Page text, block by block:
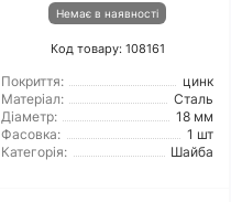
Немає в наявності
Код товару: 108161
Покриття:
цинк
Матеріал:
Сталь
Діаметр:
18 мм
Фасовка:
1 шт
Категорія:
Шайба